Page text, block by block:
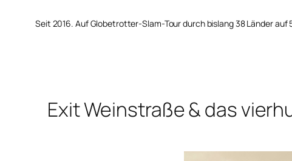
Seit 2016. Auf Globetrotter-Slam-Tour durch bislang 38 Länder auf
Exit Weinstraße & das